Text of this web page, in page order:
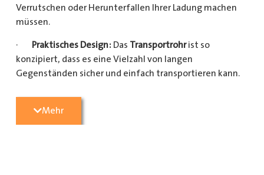
Verrutschen oder Herunterfallen Ihrer Ladung machen
müssen.
· Praktisches Design: Das Transportrohrist so
konzipiert, dass es eine Vielzahl von langen
Gegenständen sicher und einfach transportieren kann.
Kunststoffrohre für den Sanitärbereich oder Holzlatten
für den Bau benötigen, dieses
Mehr